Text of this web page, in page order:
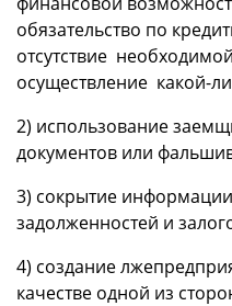
обязательство по
отсутствие
осуществление какой-
2) использование
документов или
3) сокрытие
задолженностей и
4) создание
качестве одной из